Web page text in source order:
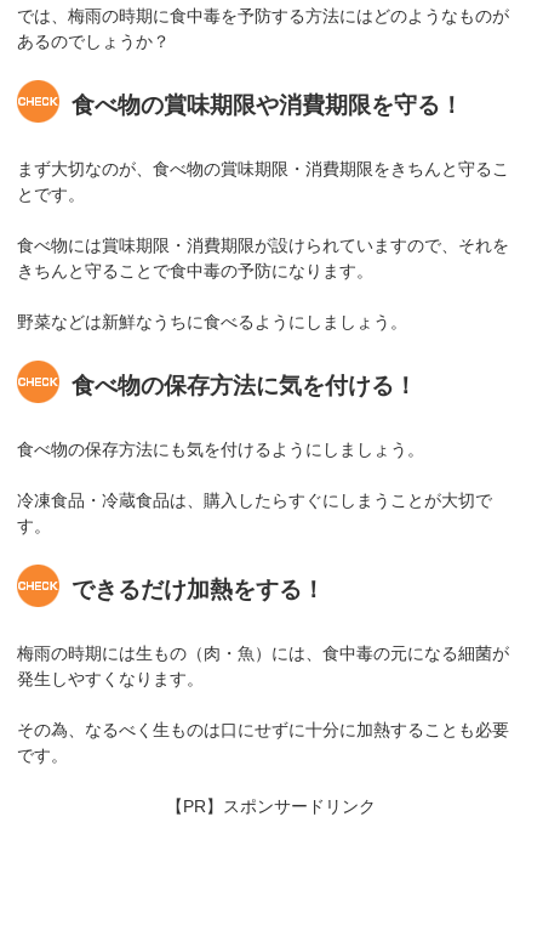
では、梅雨の時期に食中毒を予防する方法にはどのようなものが
あるのでしょうか？
食べ物の賞味期限や消費期限を守る！
まず大切なのが、食べ物の賞味期限・消費期限をきちんと守るこ
とです。
食べ物には賞味期限・消費期限が設けられていますので、それを
きちんと守ることで食中毒の予防になります。
野菜などは新鮮なうちに食べるようにしましょう。
食べ物の保存方法に気を付ける！
食べ物の保存方法にも気を付けるようにしましょう。
冷凍食品・冷蔵食品は、購入したらすぐにしまうことが大切で
す。
できるだけ加熱をする！
梅雨の時期には生もの（肉・魚）には、食中毒の元になる細菌が
発生しやすくなります。
その為、なるべく生ものは口にせずに十分に加熱することも必要
です。
【PR】スポンサードリンク